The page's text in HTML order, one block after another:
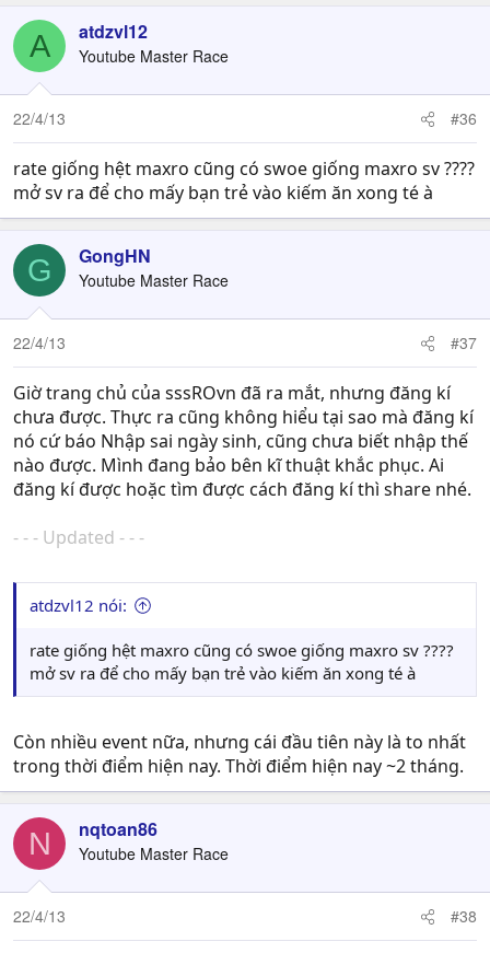
A atdzvl12
Youtube Master Race
22/4/13 #36
rate giống hệt maxro cũng có swoe giống maxro sv ????
mở sv ra để cho mấy bạn trẻ vào kiếm ăn xong té à
G GongHN
Youtube Master Race
22/4/13 #37
Giờ trang chủ của sssROvn đã ra mắt, nhưng đăng kí
chưa được. Thực ra cũng không hiểu tại sao mà đăng kí
nó cứ báo Nhập sai ngày sinh, cũng chưa biết nhập thế
nào được. Mình đang bảo bên kĩ thuật khắc phục. Ai
đăng kí được hoặc tìm được cách đăng kí thì share nhé.
- - - Updated - - -
atdzvl12 nói:
rate giống hệt maxro cũng có swoe giống maxro sv ????
mở sv ra để cho mấy bạn trẻ vào kiếm ăn xong té à
Còn nhiều event nữa, nhưng cái đầu tiên này là to nhất
trong thời điểm hiện nay. Thời điểm hiện nay ~2 tháng.
N nqtoan86
Youtube Master Race
22/4/13 #38